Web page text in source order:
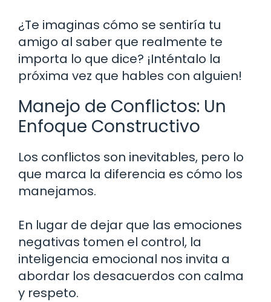
¿Te imaginas cómo se sentiría tu
amigo al saber que realmente te
importa lo que dice? ¡Inténtalo la
próxima vez que hables con alguien!
Manejo de Conflictos: Un
Enfoque Constructivo
Los conflictos son inevitables, pero lo
que marca la diferencia es cómo los
manejamos.
En lugar de dejar que las emociones
negativas tomen el control, la
inteligencia emocional nos invita a
abordar los desacuerdos con calma
y respeto.